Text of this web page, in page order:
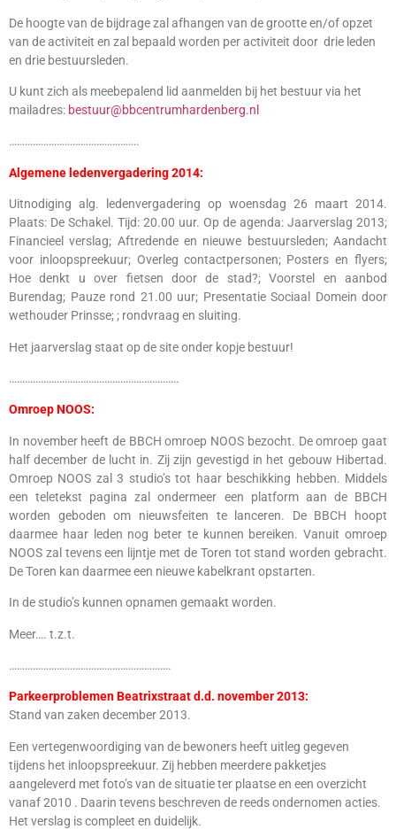
De hoogte van de bijdrage zal afhangen van de grootte en/of opzet
van de activiteit en zal bepaald worden per activiteit door drie leden
en drie bestuursleden.
U kunt zich als meebepalend lid aanmelden bij het bestuur via het
mailadres: bestuur@bbcentrumhardenberg.nl
………………………………………….
Algemene ledenvergadering 2014:
Uitnodiging alg. ledenvergadering op woensdag 26 maart 2014.
Plaats: De Schakel. Tijd: 20.00 uur. Op de agenda: Jaarverslag 2013;
Financieel verslag; Aftredende en nieuwe bestuursleden; Aandacht
voor inloopspreekuur; Overleg contactpersonen; Posters en flyers;
Hoe denkt u over fietsen door de stad?; Voorstel en aanbod
Burendag; Pauze rond 21.00 uur; Presentatie Sociaal Domein door
wethouder Prinsse; ; rondvraag en sluiting.
Het jaarverslag staat op de site onder kopje bestuur!
……………………………………………………….
Omroep NOOS:
In november heeft de BBCH omroep NOOS bezocht. De omroep gaat
half december de lucht in. Zij zijn gevestigd in het gebouw Hibertad.
Omroep NOOS zal 3 studio’s tot haar beschikking hebben. Middels
een teletekst pagina zal ondermeer een platform aan de BBCH
worden geboden om nieuwsfeiten te lanceren. De BBCH hoopt
daarmee haar leden nog beter te kunnen bereiken. Vanuit omroep
NOOS zal tevens een lijntje met de Toren tot stand worden gebracht.
De Toren kan daarmee een nieuwe kabelkrant opstarten.
In de studio’s kunnen opnamen gemaakt worden.
Meer…. t.z.t.
…………………………………………………….
Parkeerproblemen Beatrixstraat d.d. november 2013:
Stand van zaken december 2013.
Een vertegenwoordiging van de bewoners heeft uitleg gegeven
tijdens het inloopspreekuur. Zij hebben meerdere pakketjes
aangeleverd met foto’s van de situatie ter plaatse en een overzicht
vanaf 2010 . Daarin tevens beschreven de reeds ondernomen acties.
Het verslag is compleet en duidelijk.